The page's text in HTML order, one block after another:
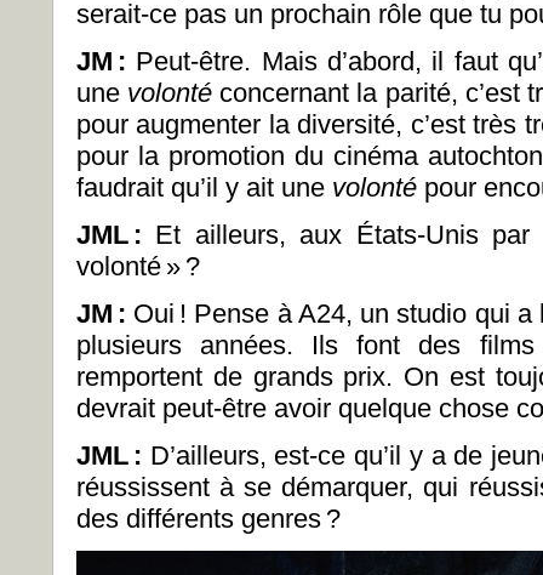
serait-ce pas un prochain rôle que tu
JM : Peut-être. Mais d’abord, il faut
une volonté concernant la parité, c’est
pour augmenter la diversité, c’est très
pour la promotion du cinéma
faudrait qu’il y ait une volonté pour
JML : Et ailleurs, aux États-Unis
volonté » ?
JM : Oui ! Pense à A24, un studio qui
plusieurs années. Ils font des
remportent de grands prix. On est
devrait peut-être avoir quelque chose
JML : D’ailleurs, est-ce qu’il y a de
réussissent à se démarquer, qui
des différents genres ?